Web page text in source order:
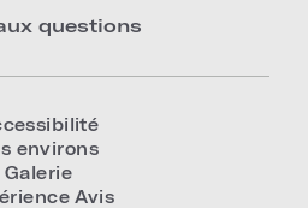
questions
environs
Galerie
Avis